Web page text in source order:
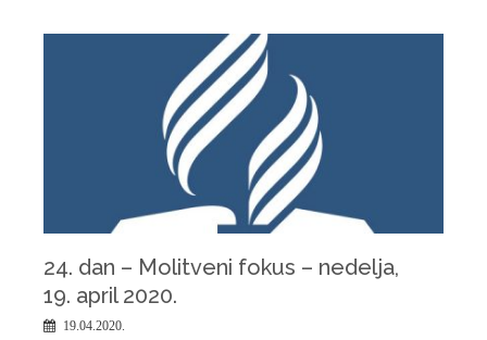
24. dan – Molitveni fokus – nedelјa,
19. april 2020.
19.04.2020.